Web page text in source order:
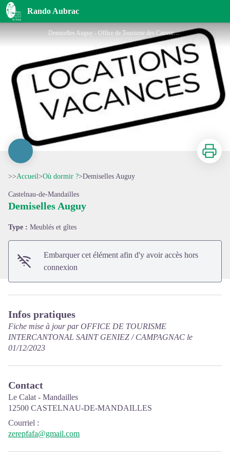
Rando Aubrac
Demiselles Auguy
Demiselles Auguy - Office de Tourisme des Causses à l'Aubrac
Imprimer
>>Accueil>Où dormir ?>Demiselles Auguy
Castelnau-de-Mandailles
Demiselles Auguy
Type : Meublés et gîtes
Embarquer cet élément afin d'y avoir accès hors
connexion
Infos pratiques
Fiche mise à jour par OFFICE DE TOURISME
INTERCANTONAL SAINT GENIEZ / CAMPAGNAC le
01/12/2023
Contact
Le Calat - Mandailles
12500 CASTELNAU-DE-MANDAILLES
Courriel :
zerepfafa@gmail.com